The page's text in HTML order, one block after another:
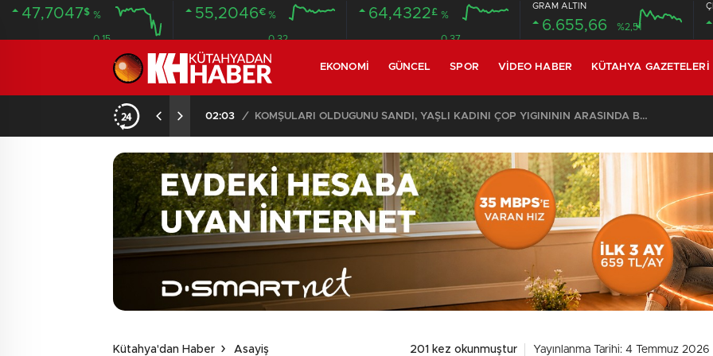
47,7047$ %
0.15
55,2046€ %
0.32
64,4322£ %
0.37
GRAM ALTIN
6.655,66 %2,51
EKONOMI GÜNCEL SPOR VIDEO HABER KÜTAHYA GAZETELERI
02:03 / KOMŞULARI ÖLDÜĞÜNÜ SANDI, YAŞLI KADINI ÇÖP YIĞINININ ARASINDA BULUNDU
Kütahya'dan Haber Asayiş 201 kez okunmuştur Yayınlanma Tarihi: 4 Temmuz 2026